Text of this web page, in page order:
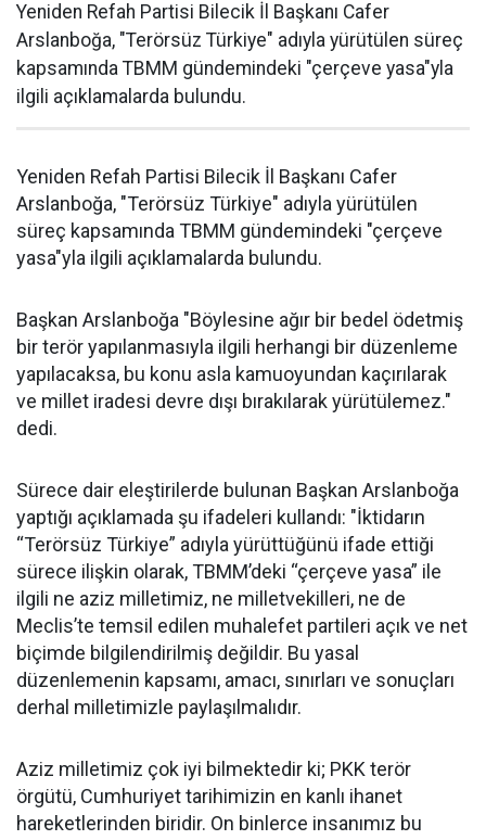
Yeniden Refah Partisi Bilecik İl Başkanı Cafer
Arslanboğa, "Terörsüz Türkiye" adıyla yürütülen süreç
kapsamında TBMM gündemindeki "çerçeve yasa"yla
ilgili açıklamalarda bulundu.
Yeniden Refah Partisi Bilecik İl Başkanı Cafer
Arslanboğa, "Terörsüz Türkiye" adıyla yürütülen
süreç kapsamında TBMM gündemindeki "çerçeve
yasa"yla ilgili açıklamalarda bulundu.
Başkan Arslanboğa "Böylesine ağır bir bedel ödetmiş
bir terör yapılanmasıyla ilgili herhangi bir düzenleme
yapılacaksa, bu konu asla kamuoyundan kaçırılarak
ve millet iradesi devre dışı bırakılarak yürütülemez."
dedi.
Sürece dair eleştirilerde bulunan Başkan Arslanboğa
yaptığı açıklamada şu ifadeleri kullandı: "İktidarın
“Terörsüz Türkiye” adıyla yürüttüğünü ifade ettiği
sürece ilişkin olarak, TBMM’deki “çerçeve yasa” ile
ilgili ne aziz milletimiz, ne milletvekilleri, ne de
Meclis’te temsil edilen muhalefet partileri açık ve net
biçimde bilgilendirilmiş değildir. Bu yasal
düzenlemenin kapsamı, amacı, sınırları ve sonuçları
derhal milletimizle paylaşılmalıdır.
Aziz milletimiz çok iyi bilmektedir ki; PKK terör
örgütü, Cumhuriyet tarihimizin en kanlı ihanet
hareketlerinden biridir. On binlerce insanımız bu